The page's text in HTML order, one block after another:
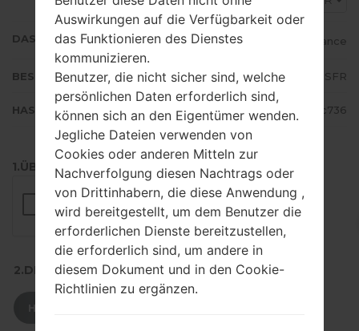
DAS LAND France
BESCHREIBUNG SFR
HASH 337943bf894daf96129060ac01d1c736
1.ÜBERPRÜFEN SIE AUF RECAPTCHA
2.DRÜCKEN SIE ZUM HERUNTERLADEN
Auswirkungen auf die Verfügbarkeit oder
das Funktionieren des Dienstes
kommunizieren.
Benutzer, die nicht sicher sind, welche
persönlichen Daten erforderlich sind,
können sich an den Eigentümer wenden.
Jegliche Dateien verwenden von
Cookies oder anderen Mitteln zur
Nachverfolgung diesen Nachtrags oder
von Drittinhabern, die diese Anwendung ,
wird bereitgestellt, um dem Benutzer die
erforderlichen Dienste bereitzustellen,
die erforderlich sind, um andere in
diesem Dokument und in den Cookie-
Richtlinien zu ergänzen.